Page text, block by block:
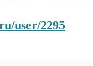
user/2295